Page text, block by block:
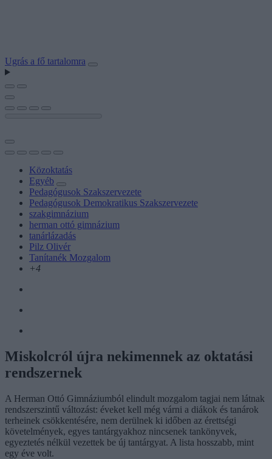
Ugrás a fő tartalomra
Közoktatás
Egyéb
Pedagógusok Szakszervezete
Pedagógusok Demokratikus Szakszervezete
szakgimnázium
herman ottó gimnázium
tanárlázadás
Pilz Olivér
Tanítanék Mozgalom
+4
Miskolcról újra nekimennek az oktatási
rendszernek
A Herman Ottó Gimnáziumból elindult mozgalom tagjai nem látnak
rendszerszintű változást: éveket kell még várni a diákok és tanárok
terheinek csökkentésére, nem derülnek ki időben az érettségi
követelmények, egyes tantárgyakhoz nincsenek tankönyvek,
egyeztetés nélkül vezettek be új tantárgyat. A lista hosszabb, mint
egy éve volt.